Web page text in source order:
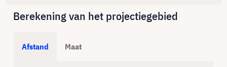
Berekening van het projectiegebied
Afstand Maat